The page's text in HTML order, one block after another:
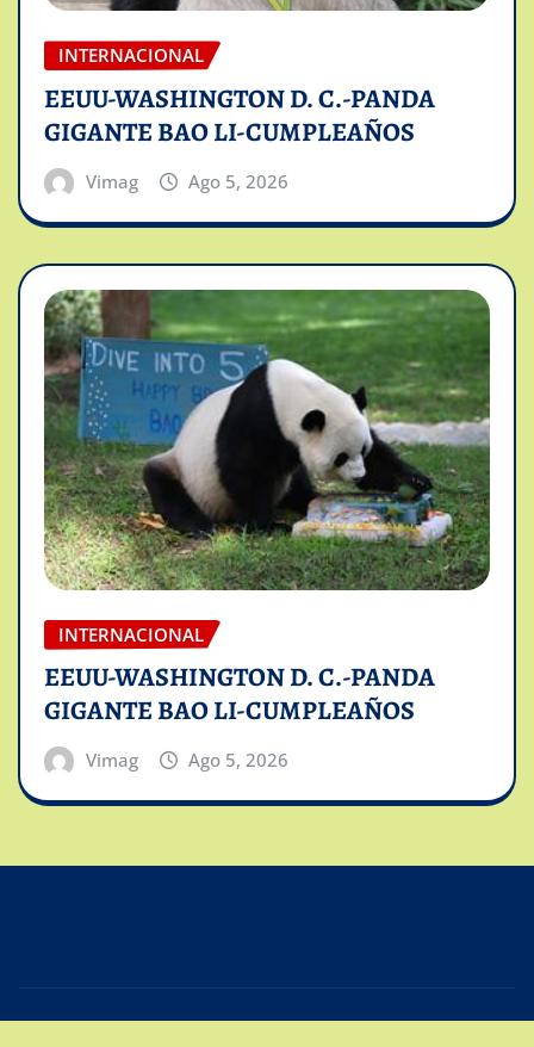
INTERNACIONAL
EEUU-WASHINGTON D. C.-PANDA
GIGANTE BAO LI-CUMPLEAÑOS
Vimag Ago 5, 2026
INTERNACIONAL
EEUU-WASHINGTON D. C.-PANDA
GIGANTE BAO LI-CUMPLEAÑOS
Vimag Ago 5, 2026